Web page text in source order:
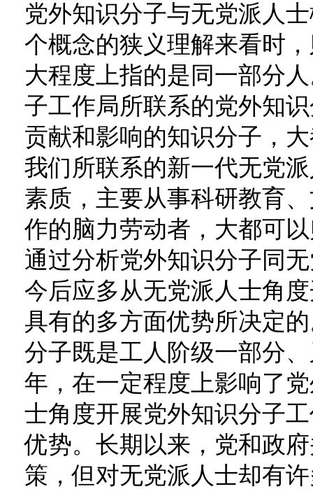
党外知识分子与无党派人
个概念的狭义理解来看时
大程度上指的是同一部分
子工作局所联系的党外知
贡献和影响的知识分子，
我们所联系的新一代无党
素质，主要从事科研教育
作的脑力劳动者，大都可
通过分析党外知识分子同
今后应多从无党派人士角
具有的多方面优势所决定
分子既是工人阶级一部分
年，在一定程度上影响了
士角度开展党外知识分子
优势。长期以来，党和政
策，但对无党派人士却有